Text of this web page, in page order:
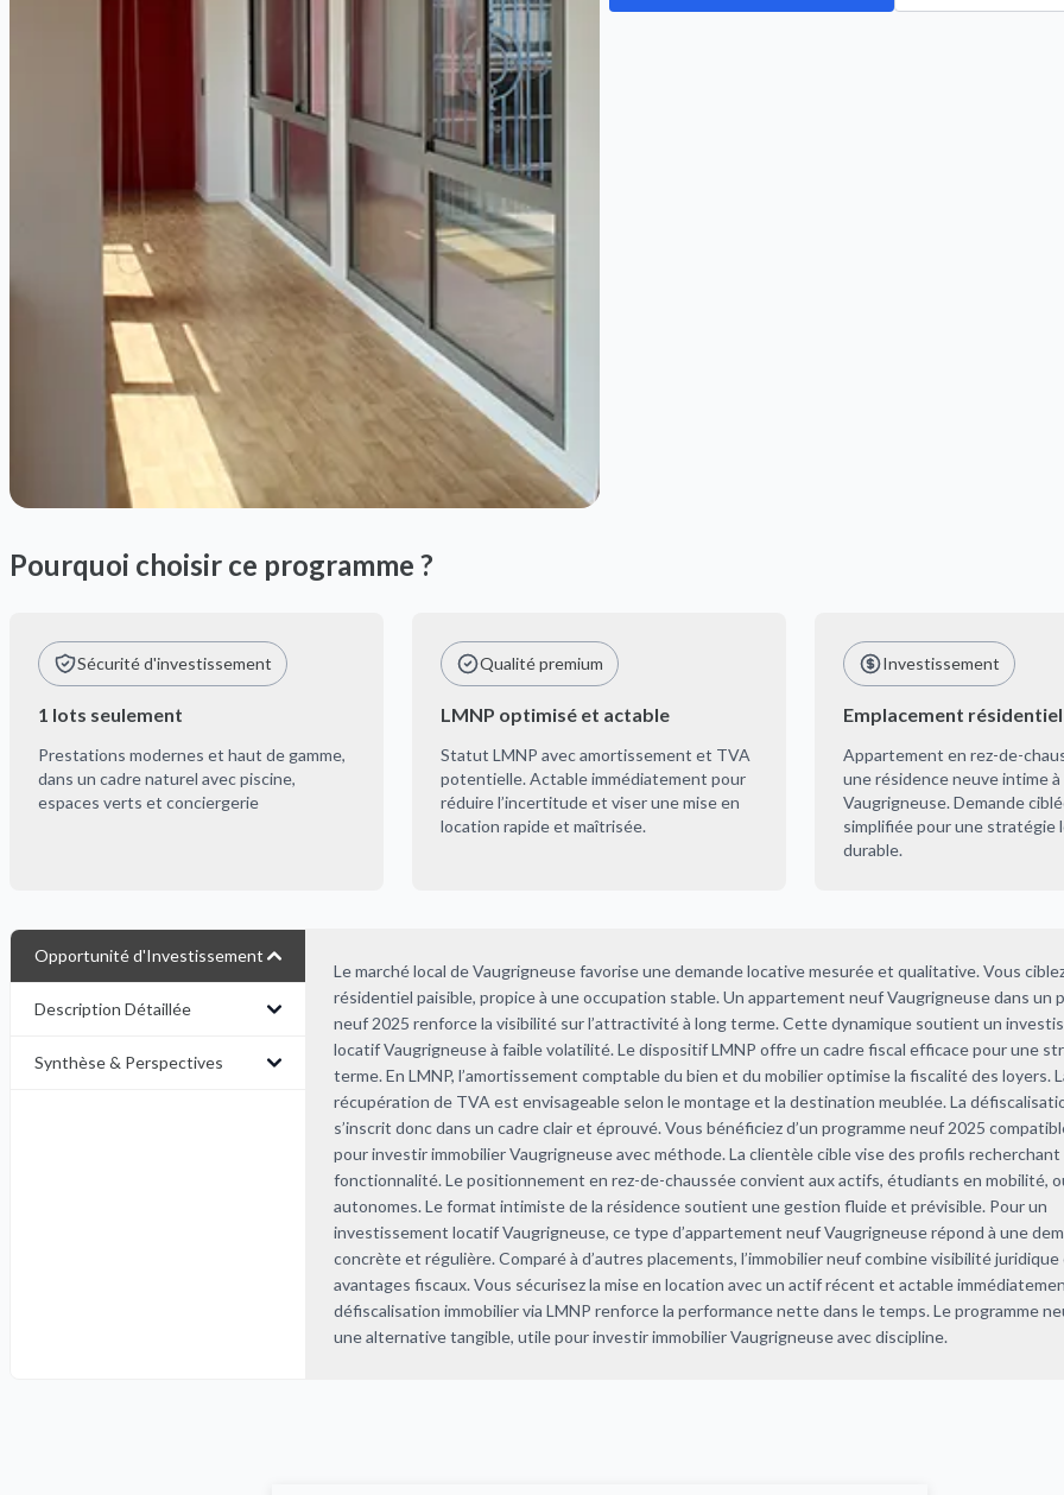
Pourquoi choisir ce programme ?
Sécurité d'investissement
1 lots seulement
Prestations modernes et haut de gamme,
dans un cadre naturel avec piscine,
espaces verts et conciergerie
Qualité premium
LMNP optimisé et actable
Statut LMNP avec amortissement et TVA
potentielle. Actable immédiatement pour
réduire l’incertitude et viser une mise en
location rapide et maîtrisée.
Investissement
Emplacement
Appartement en rez-de-
une résidence neuve intime à
Vaugrigneuse. Demande
simplifiée pour une stratégie
durable.
Opportunité d'Investissement
Description Détaillée
Synthèse & Perspectives
Le marché local de Vaugrigneuse favorise une demande locative mesurée et qualitative. Vous
résidentiel paisible, propice à une occupation stable. Un appartement neuf Vaugrigneuse dans un
neuf 2025 renforce la visibilité sur l’attractivité à long terme. Cette dynamique soutient un
locatif Vaugrigneuse à faible volatilité. Le dispositif LMNP offre un cadre fiscal efficace pour une
terme. En LMNP, l’amortissement comptable du bien et du mobilier optimise la fiscalité des loyers.
récupération de TVA est envisageable selon le montage et la destination meublée. La
s’inscrit donc dans un cadre clair et éprouvé. Vous bénéficiez d’un programme neuf 2025
pour investir immobilier Vaugrigneuse avec méthode. La clientèle cible vise des profils
fonctionnalité. Le positionnement en rez-de-chaussée convient aux actifs, étudiants en mobilité,
autonomes. Le format intimiste de la résidence soutient une gestion fluide et prévisible. Pour un
investissement locatif Vaugrigneuse, ce type d’appartement neuf Vaugrigneuse répond à une
concrète et régulière. Comparé à d’autres placements, l’immobilier neuf combine visibilité juridique
avantages fiscaux. Vous sécurisez la mise en location avec un actif récent et actable
défiscalisation immobilier via LMNP renforce la performance nette dans le temps. Le programme
une alternative tangible, utile pour investir immobilier Vaugrigneuse avec discipline.